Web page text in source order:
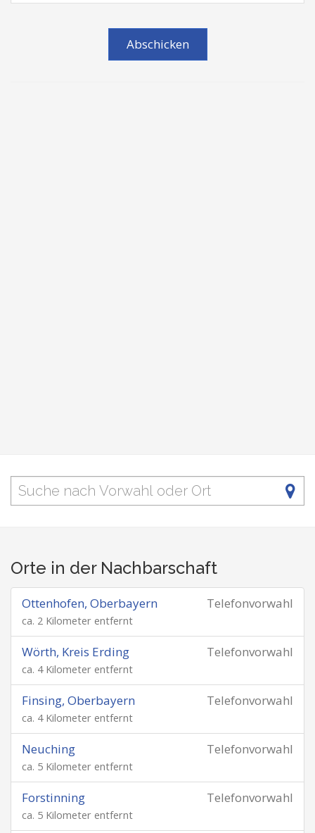
Orte in der Nachbarschaft
Telefonvorwahl
Ottenhofen, Oberbayern
ca. 2 Kilometer entfernt
Telefonvorwahl
Wörth, Kreis Erding
ca. 4 Kilometer entfernt
Telefonvorwahl
Finsing, Oberbayern
ca. 4 Kilometer entfernt
Telefonvorwahl
Neuching
ca. 5 Kilometer entfernt
Telefonvorwahl
Forstinning
ca. 5 Kilometer entfernt